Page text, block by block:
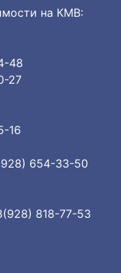
на КМВ:
48
27
16
654-33-50
818-77-53